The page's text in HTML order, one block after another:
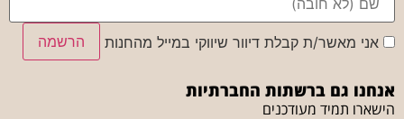
אני מאשר/ת קבלת דיוור שיווקי במייל מהחנות הרשמה
אנחנו גם ברשתות החברתיות
הישארו תמיד מעודכנים